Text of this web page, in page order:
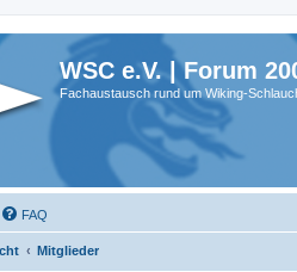
WSC e.V. | Forum
Fachaustausch rund um Wiking-
FAQ
Mitglieder